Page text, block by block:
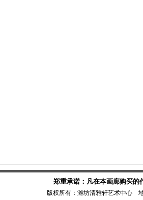
郑重承诺：凡在本画廊购买的
版权所有：潍坊清雅轩艺术中心